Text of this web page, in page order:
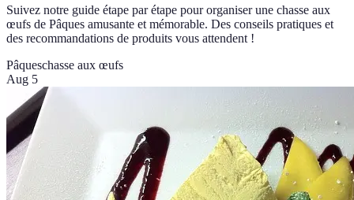
Suivez notre guide étape par étape pour organiser une chasse aux
œufs de Pâques amusante et mémorable. Des conseils pratiques et
des recommandations de produits vous attendent !
Pâqueschasse aux œufs
Aug 5